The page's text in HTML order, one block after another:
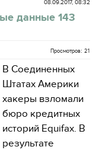
08.09.2017, 08:32
данные 143
Просмотров: 21
В Соединенных
Штатах Америки
хакеры взломали
бюро кредитных
историй Equifax. В
результате